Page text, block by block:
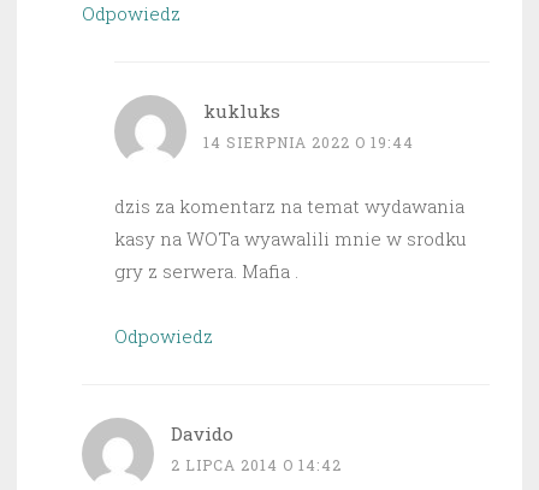
Odpowiedz
kukluks
14 SIERPNIA 2022 O 19:44
dzis za komentarz na temat wydawania
kasy na WOTa wyawalili mnie w srodku
gry z serwera. Mafia .
Odpowiedz
Davido
2 LIPCA 2014 O 14:42